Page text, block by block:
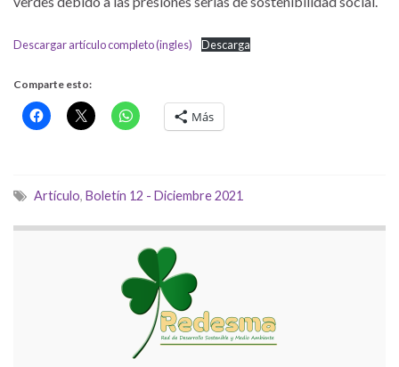
Descargar artículo completo (ingles) Descarga
Comparte esto:
Más
Artículo, Boletín 12 - Diciembre 2021